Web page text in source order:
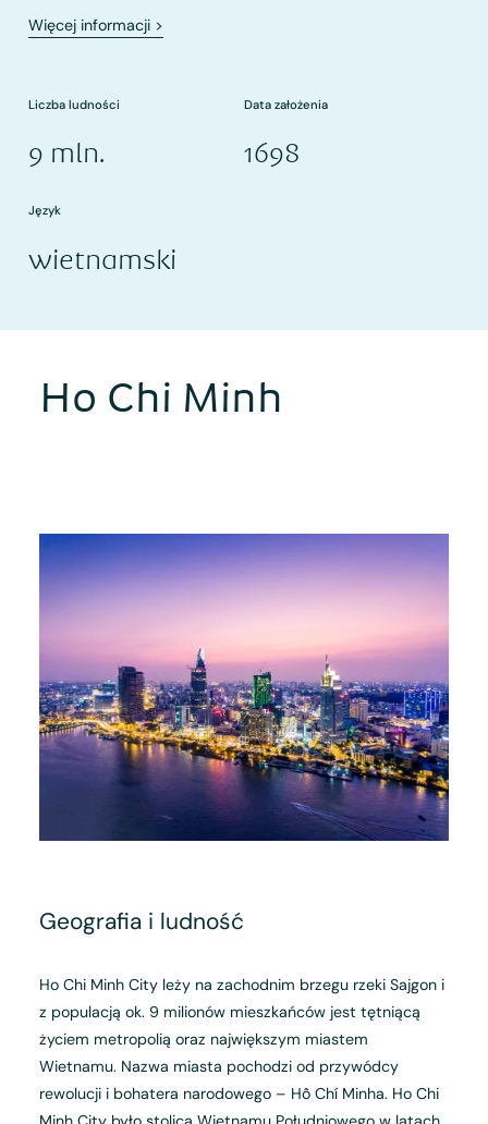
Więcej informacji >
Liczba ludności
9 mln.
Data założenia
1698
Język
wietnamski
Ho Chi Minh
Geografia i ludność
Ho Chi Minh City leży na zachodnim brzegu rzeki Sajgon i
z populacją ok. 9 milionów mieszkańców jest tętniącą
życiem metropolią oraz największym miastem
Wietnamu. Nazwa miasta pochodzi od przywódcy
rewolucji i bohatera narodowego – Hồ Chí Minha. Ho Chi